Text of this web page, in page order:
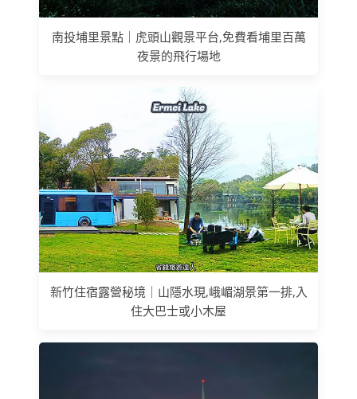
南投埔里景點｜虎頭山觀景平台,免費看埔里百萬
夜景的飛行場地
新竹住宿露營秘境｜山隱水現,峨嵋湖景第一排,入
住大巴士或小木屋